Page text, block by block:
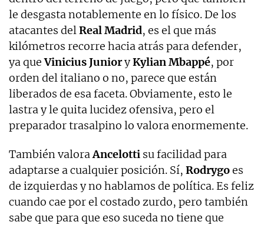
le desgasta notablemente en lo físico. De los
atacantes delReal Madrid, es el que más
kilómetros recorre hacia atrás para defender,
ya queVinicius JunioryKylian Mbappé, por
orden del italiano o no, parece que están
liberados de esa faceta. Obviamente, esto le
lastra y le quita lucidez ofensiva, pero el
preparador trasalpino lo valora enormemente.
También valoraAncelotti su facilidad para
adaptarse a cualquier posición. Sí, Rodrygoes
de izquierdas y no hablamos de política. Es feliz
cuando cae por el costado zurdo, pero también
sabe que para que eso suceda no tiene que